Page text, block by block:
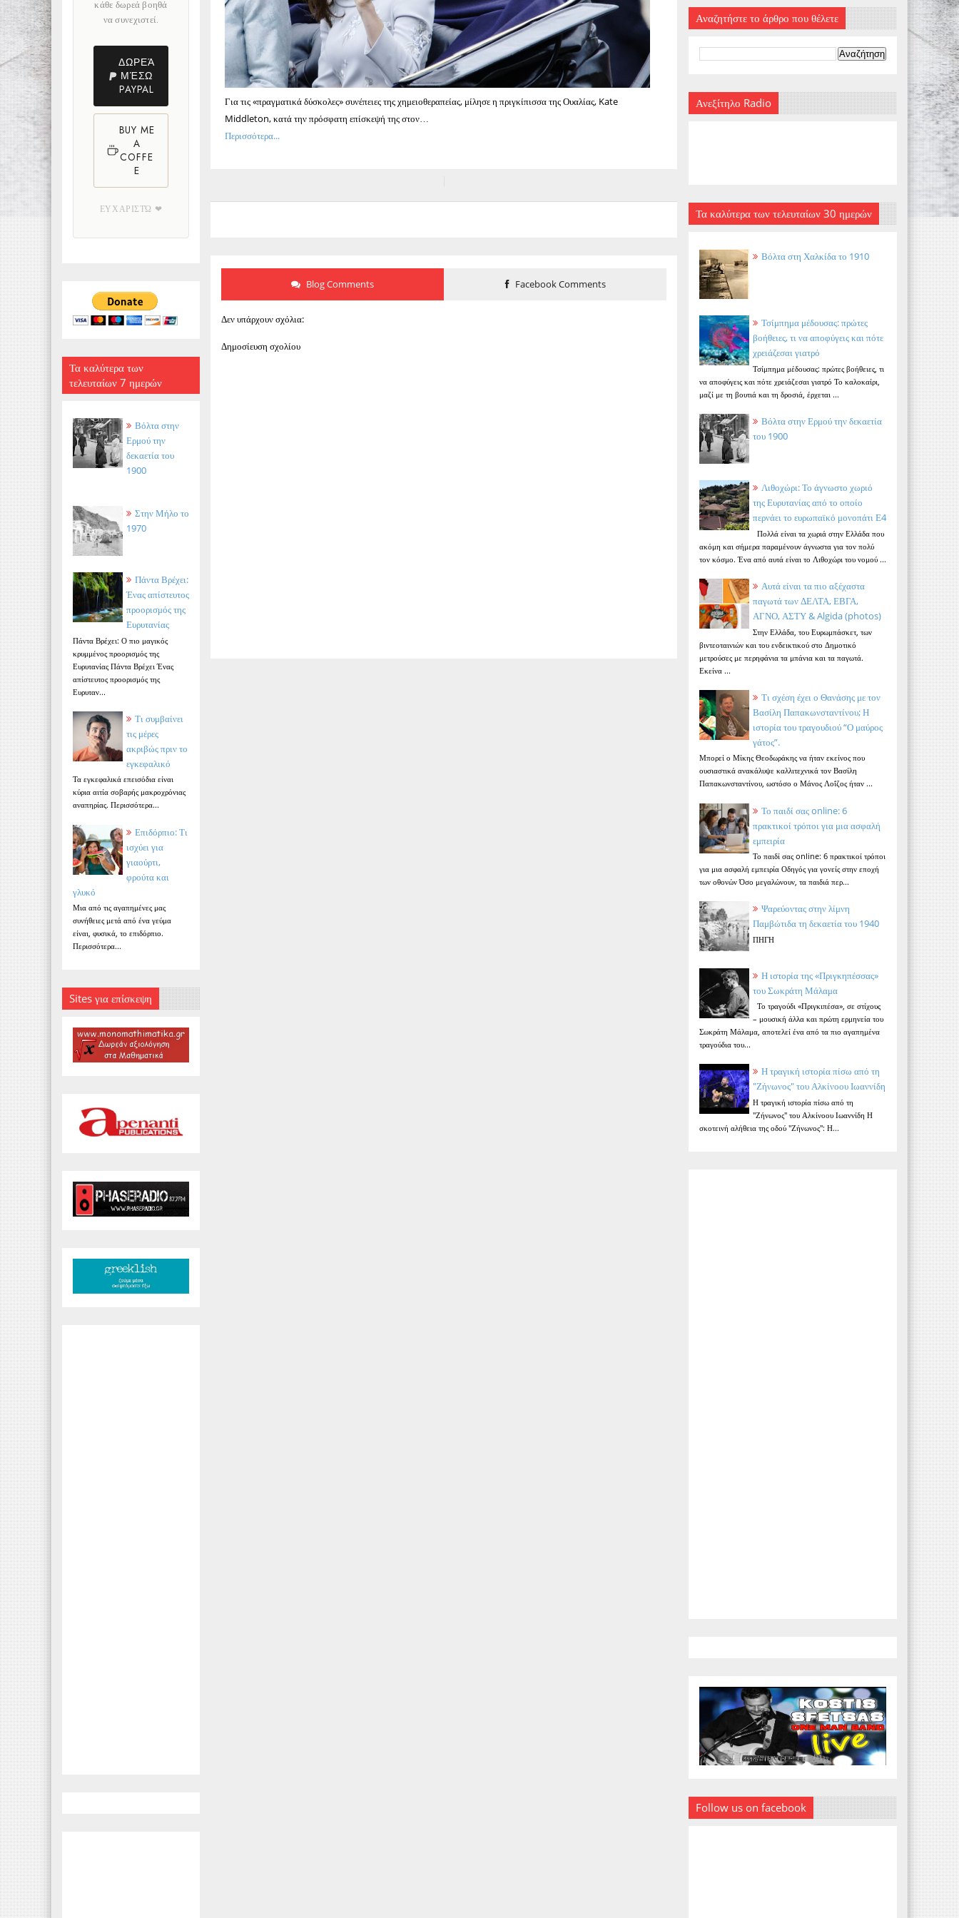
κάθε δωρεά βοηθά
να συνεχιστεί.
ΔΩΡΕΆ
ΜΈΣΩ
PAYPAL
BUY ME
A
COFFE
E
ΕΥΧΑΡΙΣΤΏ ❤
Τα καλύτερα των
τελευταίων 7 ημερών
Βόλτα στην
Ερμού την
δεκαετία του
1900
Στην Μήλο το
1970
Πάντα Βρέχει:
Ένας απίστευτος
προορισμός της
Ευρυτανίας
Πάντα Βρέχει: Ο πιο μαγικός
κρυμμένος προορισμός της
Ευρυτανίας Πάντα Βρέχει Ένας
απίστευτος προορισμός της
Ευρυταν...
Τι συμβαίνει
τις μέρες
ακριβώς πριν το
εγκεφαλικό
Τα εγκεφαλικά επεισόδια είναι
κύρια αιτία σοβαρής μακροχρόνιας
αναπηρίας. Περισσότερα...
Επιδόρπιο: Τι
ισχύει για
γιαούρτι,
φρούτα και
γλυκό
Μια από τις αγαπημένες μας
συνήθειες μετά από ένα γεύμα
είναι, φυσικά, το επιδόρπιο.
Περισσότερα...
Sites για επίσκεψη
Για τις «πραγματικά δύσκολες» συνέπειες της χημειοθεραπείας, μίλησε η πριγκίπισσα της Ουαλίας, Kate
Middleton, κατά την πρόσφατη επίσκεψή της στον…
Περισσότερα...
Blog Comments Facebook Comments
Δεν υπάρχουν σχόλια:
Δημοσίευση σχολίου
Αναζητήστε το άρθρο που θέλετε
Ανεξίτηλο Radio
Τα καλύτερα των τελευταίων 30 ημερών
Βόλτα στη Χαλκίδα το 1910
Τσίμπημα μέδουσας: πρώτες
βοήθειες, τι να αποφύγεις και πότε
χρειάζεσαι γιατρό
Τσίμπημα μέδουσας: πρώτες βοήθειες, τι
να αποφύγεις και πότε χρειάζεσαι γιατρό Το καλοκαίρι,
μαζί με τη βουτιά και τη δροσιά, έρχεται ...
Βόλτα στην Ερμού την δεκαετία
του 1900
Λιθοχώρι: Το άγνωστο χωριό
της Ευρυτανίας από το οποίο
περνάει το ευρωπαϊκό μονοπάτι Ε4
Πολλά είναι τα χωριά στην Ελλάδα που
ακόμη και σήμερα παραμένουν άγνωστα για τον πολύ
τον κόσμο. Ένα από αυτά είναι το Λιθοχώρι του νομού ...
Αυτά είναι τα πιο αξέχαστα
παγωτά των ΔΕΛΤΑ, ΕΒΓΑ,
ΑΓΝΟ, ΑΣΤΥ & Algida (photos)
Στην Ελλάδα, του Ευρωμπάσκετ, των
βιντεοταινιών και του ενδεικτικού στο Δημοτικό
μετρούσες με περηφάνια τα μπάνια και τα παγωτά.
Εκείνα ...
Τι σχέση έχει ο Θανάσης με τον
Βασίλη Παπακωνσταντίνου; Η
ιστορία του τραγουδιού “Ο μαύρος
γάτος”.
Μπορεί ο Μίκης Θεοδωράκης να ήταν εκείνος που
ουσιαστικά ανακάλυψε καλλιτεχνικά τον Βασίλη
Παπακωνσταντίνου, ωστόσο ο Μάνος Λοΐζος ήταν ...
Το παιδί σας online: 6
πρακτικοί τρόποι για μια ασφαλή
εμπειρία
Το παιδί σας online: 6 πρακτικοί τρόποι
για μια ασφαλή εμπειρία Οδηγός για γονείς στην εποχή
των οθονών Όσο μεγαλώνουν, τα παιδιά περ...
Ψαρεύοντας στην λίμνη
Παμβώτιδα τη δεκαετία του 1940
ΠΗΓΗ
Η ιστορία της «Πριγκηπέσσας»
του Σωκράτη Μάλαμα
Το τραγούδι «Πριγκιπέσα», σε στίχους
– μουσική άλλα και πρώτη ερμηνεία του
Σωκράτη Μάλαμα, αποτελεί ένα από τα πιο αγαπημένα
τραγούδια του...
Η τραγική ιστορία πίσω από τη
"Ζήνωνος" του Αλκίνοου Ιωαννίδη
Η τραγική ιστορία πίσω από τη
"Ζήνωνος" του Αλκίνοου Ιωαννίδη Η
σκοτεινή αλήθεια της οδού "Ζήνωνος": Η...
Follow us on facebook